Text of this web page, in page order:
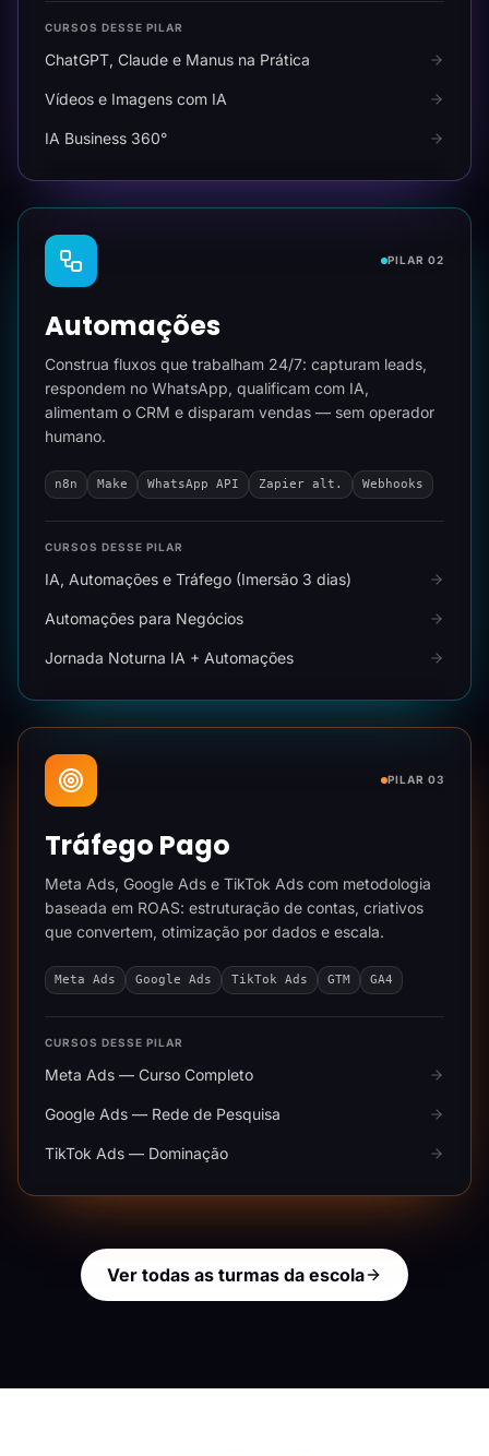
CURSOS DESSE PILAR
ChatGPT, Claude e Manus na Prática
Vídeos e Imagens com IA
IA Business 360°
PILAR 02
Automações
Construa fluxos que trabalham 24/7: capturam leads,
respondem no WhatsApp, qualificam com IA,
alimentam o CRM e disparam vendas — sem operador
humano.
n8n Make WhatsApp API Zapier alt. Webhooks
CURSOS DESSE PILAR
IA, Automações e Tráfego (Imersão 3 dias)
Automações para Negócios
Jornada Noturna IA + Automações
PILAR 03
Tráfego Pago
Meta Ads, Google Ads e TikTok Ads com metodologia
baseada em ROAS: estruturação de contas, criativos
que convertem, otimização por dados e escala.
Meta Ads Google Ads TikTok Ads GTM GA4
CURSOS DESSE PILAR
Meta Ads — Curso Completo
Google Ads — Rede de Pesquisa
TikTok Ads — Dominação
Ver todas as turmas da escola